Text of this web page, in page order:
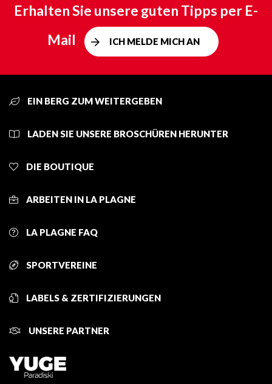
Erhalten Sie unsere guten Tipps per E-
Mail
ICH MELDE MICH AN
EIN BERG ZUM WEITERGEBEN
LADEN SIE UNSERE BROSCHÜREN HERUNTER
DIE BOUTIQUE
ARBEITEN IN LA PLAGNE
LA PLAGNE FAQ
SPORTVEREINE
LABELS & ZERTIFIZIERUNGEN
UNSERE PARTNER